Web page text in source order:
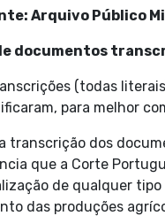
Arquivo Público
documentos
(todas
para melhor
dos
que a Corte
de qualquer
das produções